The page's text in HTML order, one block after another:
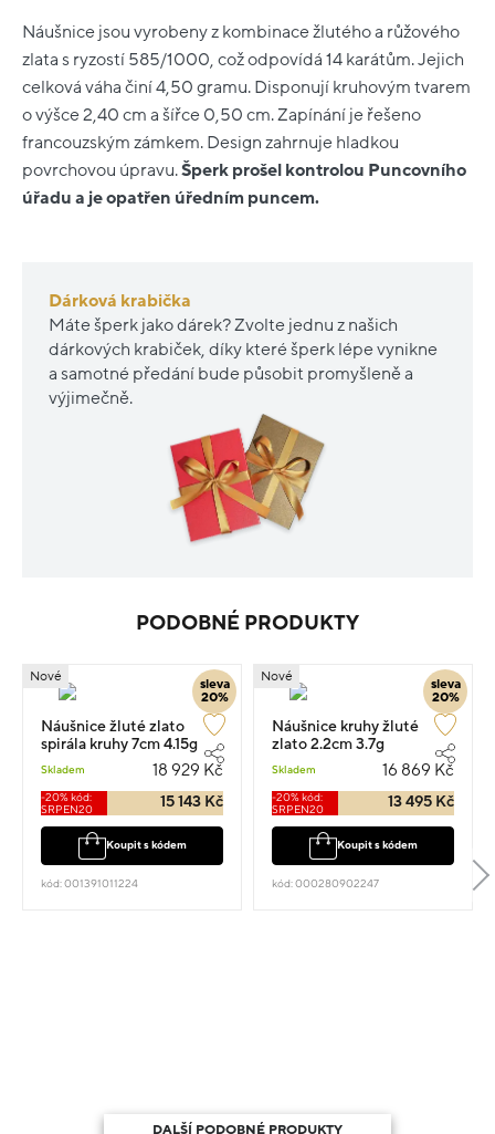
Náušnice jsou vyrobeny z kombinace žlutého a růžového
zlata s ryzostí 585/1000, což odpovídá 14 karátům. Jejich
celková váha činí 4,50 gramu. Disponují kruhovým tvarem
o výšce 2,40 cm a šířce 0,50 cm. Zapínání je řešeno
francouzským zámkem. Design zahrnuje hladkou
povrchovou úpravu.Šperk prošel kontrolou Puncovního
úřadu a je opatřen úředním puncem.
Dárková krabička
Máte šperk jako dárek? Zvolte jednu z našich
dárkových krabiček, díky které šperk lépe vynikne
a samotné předání bude působit promyšleně a
výjimečně.
PODOBNÉ PRODUKTY
sleva
20%
Nové
Náušnice žluté zlato
spirála kruhy 7cm 4.15g
Skladem 18 929 Kč
-20% kód:
SRPEN20
15 143 Kč
Koupit s kódem
kód: 001391011224
sleva
20%
Nové
Náušnice kruhy žluté
zlato 2.2cm 3.7g
Skladem 16 869 Kč
-20% kód:
SRPEN20
13 495 Kč
Koupit s kódem
kód: 000280902247
DALŠÍ PODOBNÉ PRODUKTY